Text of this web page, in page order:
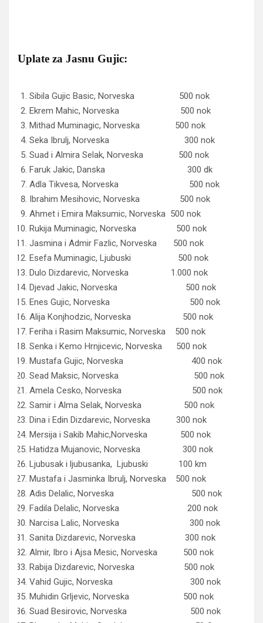
Uplate za Jasnu Gujic:
Sibila Gujic Basic, Norveska 500 nok
Ekrem Mahic, Norveska 500 nok
Mithad Muminagic, Norveska 500 nok
Seka Ibrulj, Norveska 300 nok
Suad i Almira Selak, Norveska 500 nok
Faruk Jakic, Danska 300 dk
Adla Tikvesa, Norveska 500 nok
Ibrahim Mesihovic, Norveska 500 nok
Ahmet i Emira Maksumic, Norveska 500 nok
Rukija Muminagic, Norveska 500 nok
Jasmina i Admir Fazlic, Norveska 500 nok
Esefa Muminagic, Ljubuski 500 nok
Dulo Dizdarevic, Norveska 1.000 nok
Djevad Jakic, Norveska 500 nok
Enes Gujic, Norveska 500 nok
Alija Konjhodzic, Norveska 500 nok
Feriha i Rasim Maksumic, Norveska 500 nok
Senka i Kemo Hrnjicevic, Norveska 500 nok
Mustafa Gujic, Norveska 400 nok
Sead Maksic, Norveska 500 nok
Amela Cesko, Norveska 500 nok
Samir i Alma Selak, Norveska 500 nok
Dina i Edin Dizdarevic, Norveska 300 nok
Mersija i Sakib Mahic,Norveska 500 nok
Hatidza Mujanovic, Norveska 300 nok
Ljubusak i ljubusanka, Ljubuski 100 km
Mustafa i Jasminka Ibrulj, Norveska 500 nok
Adis Delalic, Norveska 500 nok
Fadila Delalic, Norveska 200 nok
Narcisa Lalic, Norveska 300 nok
Sanita Dizdarevic, Norveska 300 nok
Almir, Ibro i Ajsa Mesic, Norveska 500 nok
Rabija Dizdarevic, Norveska 500 nok
Vahid Gujic, Norveska 300 nok
Muhidin Grljevic, Norveska 500 nok
Suad Besirovic, Norveska 500 nok